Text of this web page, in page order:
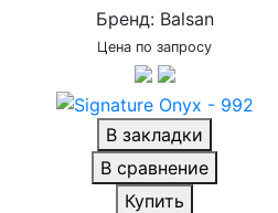
Бренд: Balsan
Цена по запросу
В закладки
В сравнение
Купить